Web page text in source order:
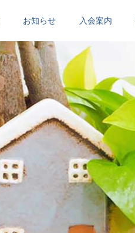
お知らせ 入会案内